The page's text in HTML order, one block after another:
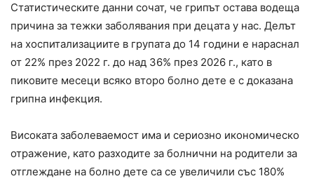
Статистическите данни сочат, че грипът остава водеща
причина за тежки заболявания при децата у нас. Делът
на хоспитализациите в групата до 14 години е нараснал
от 22% през 2022 г. до над 36% през 2026 г., като в
пиковите месеци всяко второ болно дете е с доказана
грипна инфекция.
Високата заболеваемост има и сериозно икономическо
отражение, като разходите за болнични на родители за
отглеждане на болно дете са се увеличили със 180%